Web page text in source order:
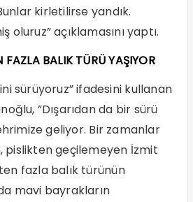
kirletilirse yandık.
oluruz” açıklamasını yaptı.
FAZLA BALIK TÜRÜ YAŞIYOR
sürüyoruz” ifadesini kullanan
”Dışarıdan da bir sürü
geliyor. Bir zamanlar
pislikten geçilemeyen İzmit
fazla balık türünün
mavi bayrakların